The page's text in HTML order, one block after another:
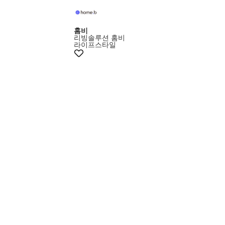
홈비
리빙솔루션 홈비
라이프스타일